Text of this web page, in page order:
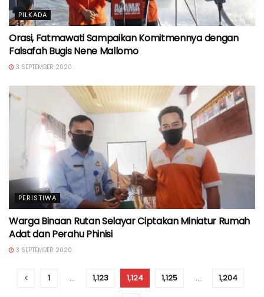
PILKADA
Orasi, Fatmawati Sampaikan Komitmennya dengan
Falsafah Bugis Nene Mallomo
3 SEPTEMBER 2020
PERISTIWA
Warga Binaan Rutan Selayar Ciptakan Miniatur Rumah
Adat dan Perahu Phinisi
3 SEPTEMBER 2020
1 … 1,123 1,124 1,125 … 1,204